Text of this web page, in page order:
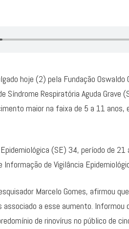
hoje (2) pela Fundação
Síndrome Respiratória Aguda Grave
maior na faixa de 5 a 11 anos,
(SE) 34, período de
de Vigilância
Marcelo Gomes, afirmou
a esse aumento. Informou
de rinovírus no público de